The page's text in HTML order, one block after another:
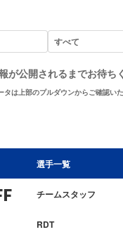
が公開されるまでお待ち
は上部のプルダウンからご確認いた
選手一覧
チームスタッフ
RDT